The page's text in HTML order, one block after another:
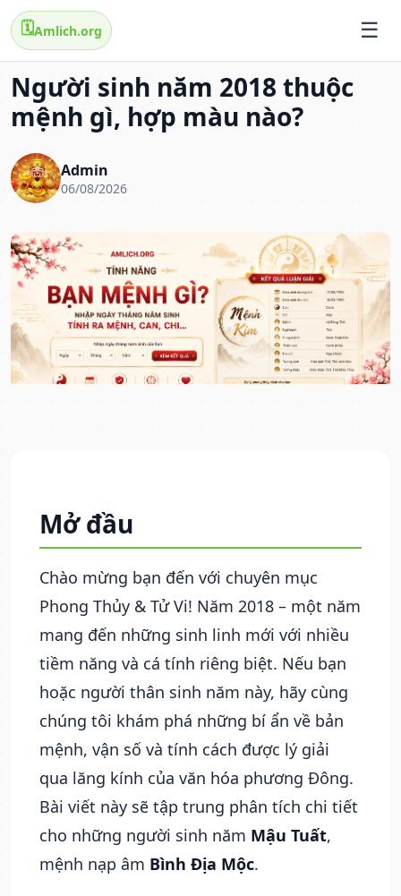
🗓️Amlich.org
Người sinh năm 2018 thuộc
mệnh gì, hợp màu nào?
Admin
06/08/2026
Mở đầu
Chào mừng bạn đến với chuyên mục
Phong Thủy & Tử Vi! Năm 2018 – một năm
mang đến những sinh linh mới với nhiều
tiềm năng và cá tính riêng biệt. Nếu bạn
hoặc người thân sinh năm này, hãy cùng
chúng tôi khám phá những bí ẩn về bản
mệnh, vận số và tính cách được lý giải
qua lăng kính của văn hóa phương Đông.
Bài viết này sẽ tập trung phân tích chi tiết
cho những người sinh năm Mậu Tuất,
mệnh nạp âm Bình Địa Mộc.